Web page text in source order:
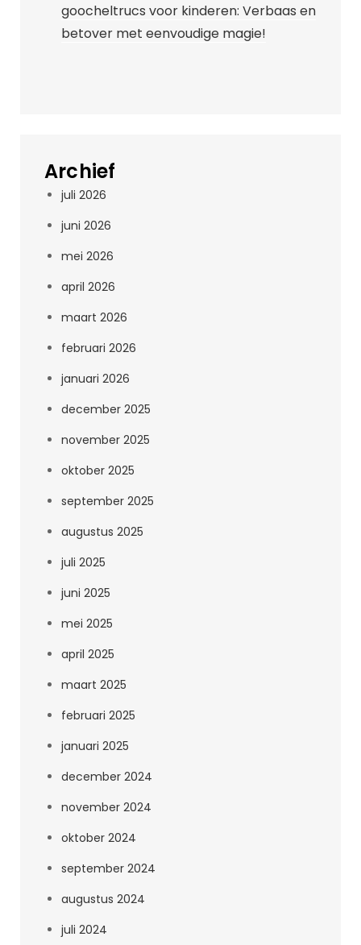
goocheltrucs voor kinderen: Verbaas en
betover met eenvoudige magie!
Archief
juli 2026
juni 2026
mei 2026
april 2026
maart 2026
februari 2026
januari 2026
december 2025
november 2025
oktober 2025
september 2025
augustus 2025
juli 2025
juni 2025
mei 2025
april 2025
maart 2025
februari 2025
januari 2025
december 2024
november 2024
oktober 2024
september 2024
augustus 2024
juli 2024